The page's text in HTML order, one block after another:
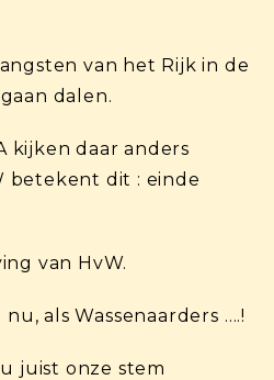
van het Rijk in de
dalen.
kijken daar anders
betekent dit : einde
van HvW.
als Wassenaarders ….!
juist onze stem